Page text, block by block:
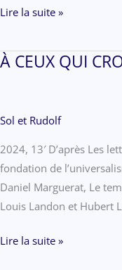
L’OUVRIER
LA
MACHINE
Lire la suite »
À CEUX QUI
Sol et Rudolf
2024, 13′ D’après Les
fondation de
Daniel Marguerat, Le
Louis Landon et Hubert
ÀLire la suite »